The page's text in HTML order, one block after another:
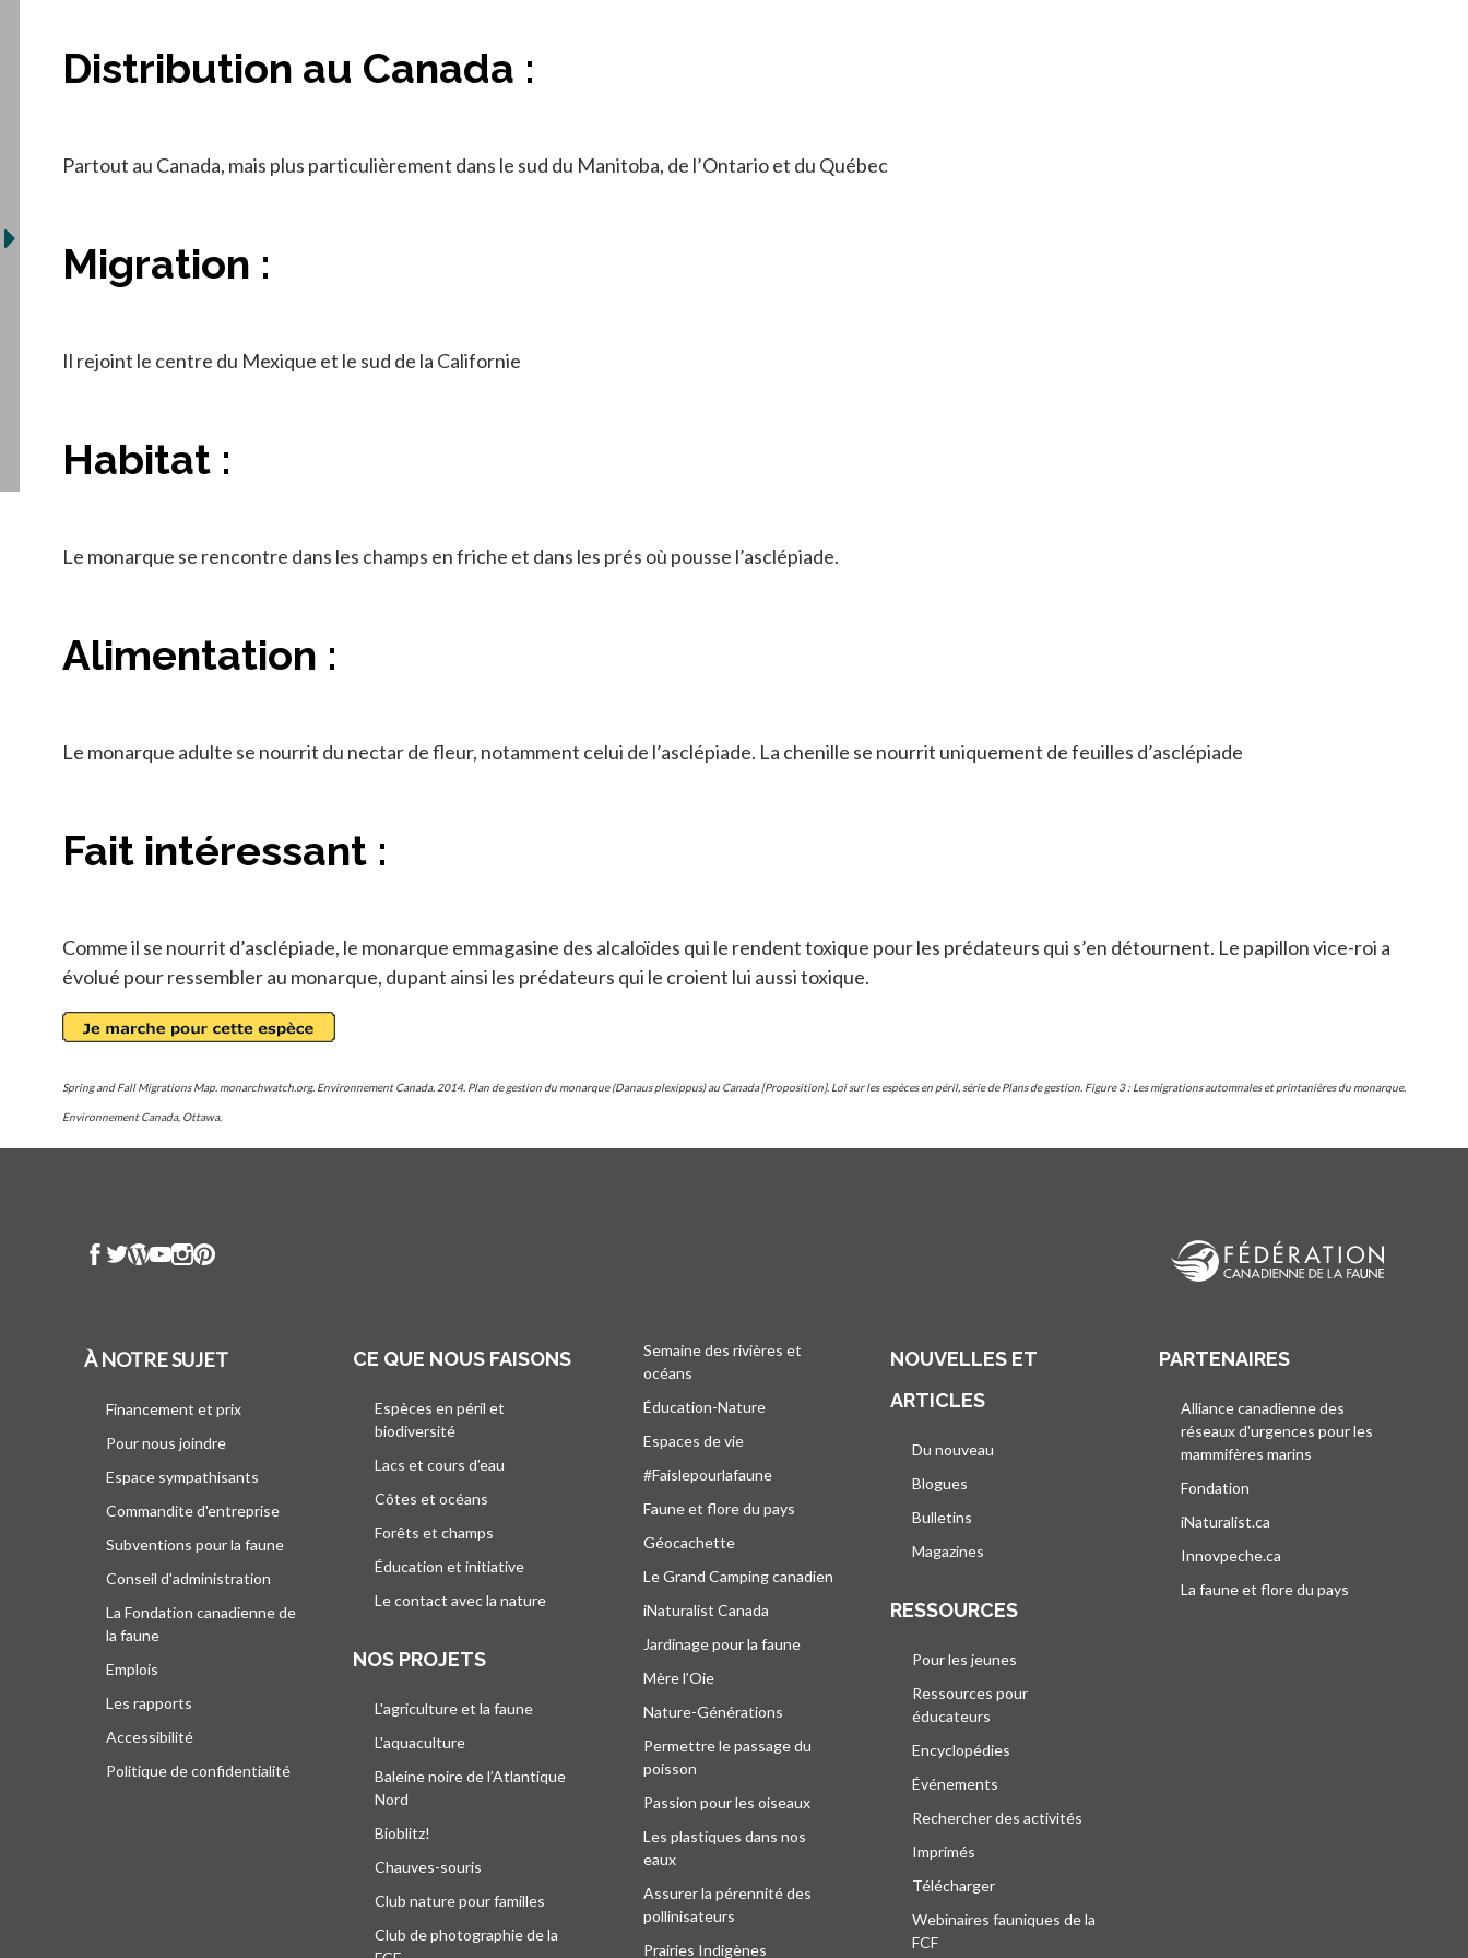
Distribution au Canada :
Partout au Canada, mais plus particulièrement dans le sud du Manitoba, de l’Ontario et du Québec
Migration :
Il rejoint le centre du Mexique et le sud de la Californie
Habitat :
Le monarque se rencontre dans les champs en friche et dans les prés où pousse l’asclépiade.
Alimentation :
Le monarque adulte se nourrit du nectar de fleur, notamment celui de l’asclépiade. La chenille se nourrit uniquement de feuilles d’asclépiade
Fait intéressant :
Comme il se nourrit d’asclépiade, le monarque emmagasine des alcaloïdes qui le rendent toxique pour les prédateurs qui s’en détournent. Le papillon vice-roi a
évolué pour ressembler au monarque, dupant ainsi les prédateurs qui le croient lui aussi toxique.
Spring and Fall Migrations Map. monarchwatch.org. Environnement Canada. 2014. Plan de gestion du monarque (Danaus plexippus) au Canada [Proposition]. Loi sur les espèces en péril, série de Plans de gestion. Figure 3 : Les migrations automnales et printanières du monarque.
Environnement Canada, Ottawa.
À NOTRE SUJET
Financement et prix
Pour nous joindre
Espace sympathisants
Commandite d'entreprise
Subventions pour la faune
Conseil d'administration
La Fondation canadienne de
la faune
Emplois
Les rapports
Accessibilité
Politique de confidentialité
CE QUE NOUS FAISONS
Espèces en péril et
biodiversité
Lacs et cours d’eau
Côtes et océans
Forêts et champs
Éducation et initiative
Le contact avec la nature
NOS PROJETS
L'agriculture et la faune
L'aquaculture
Baleine noire de l’Atlantique
Nord
Bioblitz!
Chauves-souris
Club nature pour familles
Club de photographie de la
Semaine des rivières et
océans
Éducation-Nature
Espaces de vie
#Faislepourlafaune
Faune et flore du pays
Géocachette
Le Grand Camping canadien
iNaturalist Canada
Jardinage pour la faune
Mère l’Oie
Nature-Générations
Permettre le passage du
poisson
Passion pour les oiseaux
Les plastiques dans nos
eaux
Assurer la pérennité des
pollinisateurs
Prairies Indigènes
NOUVELLES ET
ARTICLES
Du nouveau
Blogues
Bulletins
Magazines
RESSOURCES
Pour les jeunes
Ressources pour
éducateurs
Encyclopédies
Événements
Rechercher des activités
Imprimés
Télécharger
Webinaires fauniques de la
FCF
PARTENAIRES
Alliance canadienne des
réseaux d'urgences pour les
mammifères marins
Fondation
iNaturalist.ca
Innovpeche.ca
La faune et flore du pays